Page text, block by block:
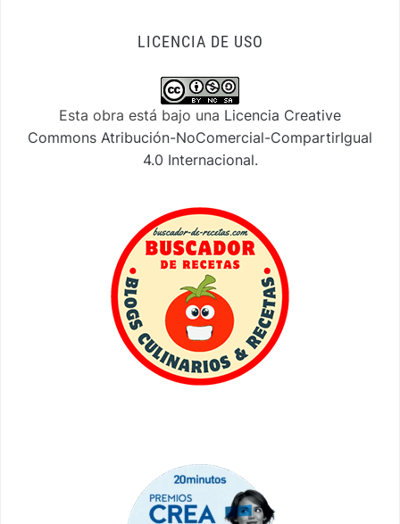
LICENCIA DE USO
Esta obra está bajo una Licencia Creative
Commons Atribución-NoComercial-CompartirIgual
4.0 Internacional.